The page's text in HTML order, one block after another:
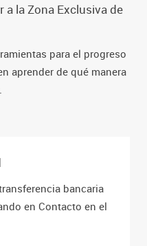
la Zona Exclusiva de
para el progreso
aprender de qué manera
bancaria
en Contacto en el